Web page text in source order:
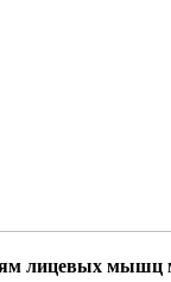
мышц